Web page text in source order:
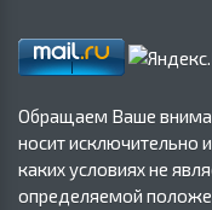
Обращаем Ваше
носит исключительно
каких условиях не
определяемой